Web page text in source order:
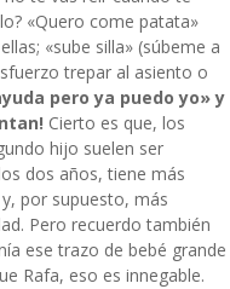
«Quero come patata»
«sube silla» (súbeme a
trepar al asiento o
pero ya puedo yo» y
Cierto es que, los
hijo suelen ser
dos años, tiene más
por supuesto, más
Pero recuerdo también
ese trazo de bebé grande
Rafa, eso es innegable.